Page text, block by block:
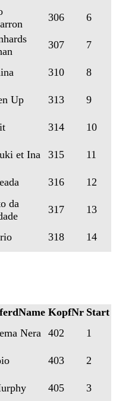
306
6
307
7
310
8
Up 313
9
314
10
et Ina 315
11
316
12
da
317
13
318 14
KopfNr Start
Nera 402
1
403
2
405
3